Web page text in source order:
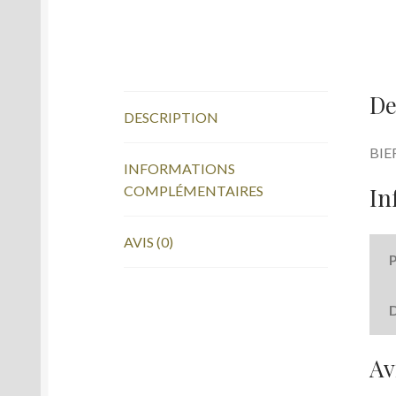
DESCRIPTION
INFORMATIONS
COMPLÉMENTAIRES
AVIS (0)